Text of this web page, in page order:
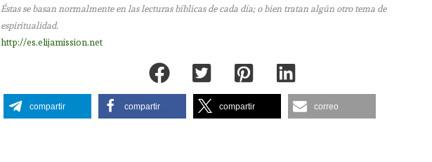
Éstas se basan normalmente en las lecturas bíblicas de cada día; o bien tratan algún otro tema de
espiritualidad.
http://es.elijamission.net
compartir compartir compartir correo